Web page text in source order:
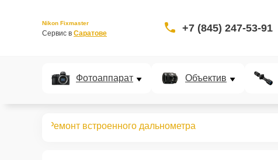
Nikon Fixmaster
Сервис в Саратове +7 (845) 247-53-91
Фотоаппарат Объектив
Ремонт встроенного дальнометра